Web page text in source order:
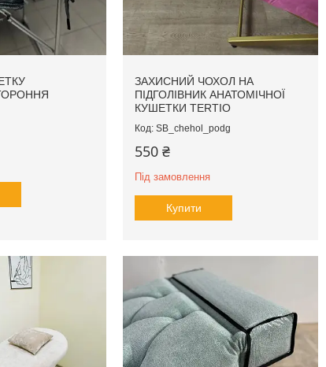
ЗАХИСНИЙ ЧОХОЛ НА
ПІДГОЛІВНИК АНАТОМІЧНОЇ
КУШЕТКИ TERTIO
SB_chehol_podg
550 ₴
Під замовлення
Купити